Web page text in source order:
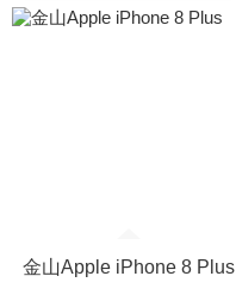
金山Apple iPhone 8 Plus